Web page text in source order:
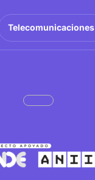
Telecomunicaciones